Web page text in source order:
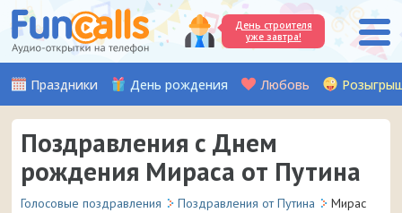
День строителя
уже завтра!
Праздники День рождения Любовь
Поздравления с Днем
рождения Мираса от Путина
Голосовые поздравления Поздравления от Путина Мирас